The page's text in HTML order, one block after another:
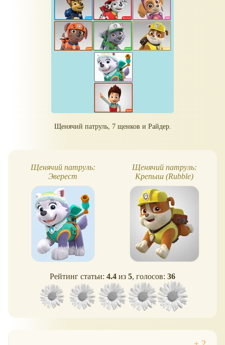
Щенячий патруль, 7 щенков и Райдер.
Щенячий патруль:
Эверест
Щенячий патруль:
Крепыш (Rubble)
Рейтинг статьи: 4.4 из 5, голосов: 36